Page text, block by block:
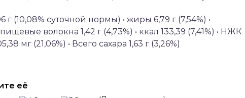
г (10,08% суточной нормы) • жиры 6,79 г (7,54%) •
волокна 1,42 г (4,73%) • ккал 133,39 (7,41%) • НЖК
мг (21,06%) • Всего сахара 1,63 г (3,26%)
её